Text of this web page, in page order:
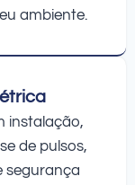
ambiente.
instalação,
de pulsos,
segurança